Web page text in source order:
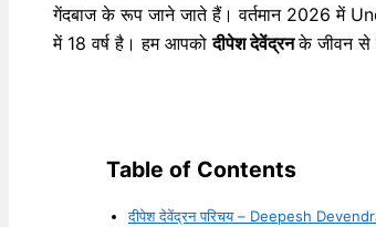
गेंदबाज के रूप जाने जाते हैं। वर्तमान 2026 में
में 18 वर्ष है। हम आपकोदीपेश देवेंद्रनके जीवन से
Table of Contents
दीपेश देवेंद्रन परिचय – Deepesh